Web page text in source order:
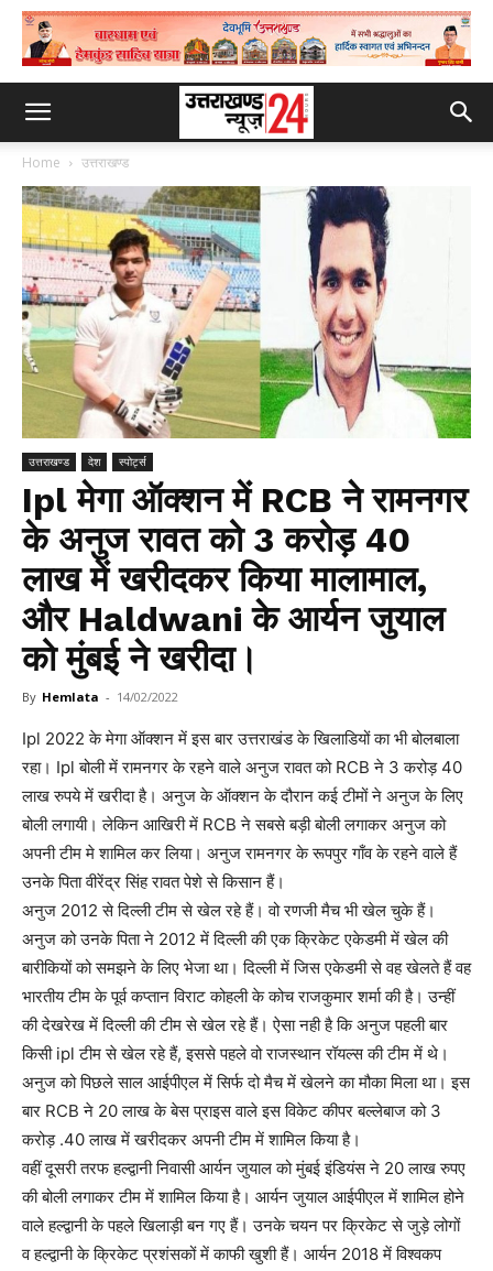
Home उत्तराखण्ड
उत्तराखण्ड देश स्पोर्ट्स
Ipl मेगा ऑक्शन में RCB ने रामनगर
के अनुज रावत को 3 करोड़ 40
लाख में खरीदकर किया मालामाल,
और Haldwani के आर्यन जुयाल
को मुंबई ने खरीदा।
By Hemlata - 14/02/2022
Ipl 2022 के मेगा ऑक्शन में इस बार उत्तराखंड के खिलाडियों का भी बोलबाला
रहा। Ipl बोली में रामनगर के रहने वाले अनुज रावत को RCB ने 3 करोड़ 40
लाख रुपये में खरीदा है। अनुज के ऑक्शन के दौरान कई टीमों ने अनुज के लिए
बोली लगायी। लेकिन आखिरी में RCB ने सबसे बड़ी बोली लगाकर अनुज को
अपनी टीम मे शामिल कर लिया। अनुज रामनगर के रूपपुर गाँव के रहने वाले हैं
उनके पिता वीरेंद्र सिंह रावत पेशे से किसान हैं।
अनुज 2012 से दिल्ली टीम से खेल रहे हैं। वो रणजी मैच भी खेल चुके हैं।
अनुज को उनके पिता ने 2012 में दिल्ली की एक क्रिकेट एकेडमी में खेल की
बारीकियों को समझने के लिए भेजा था। दिल्ली में जिस एकेडमी से वह खेलते हैं वह
भारतीय टीम के पूर्व कप्तान विराट कोहली के कोच राजकुमार शर्मा की है। उन्हीं
की देखरेख में दिल्ली की टीम से खेल रहे हैं। ऐसा नही है कि अनुज पहली बार
किसी ipl टीम से खेल रहे हैं, इससे पहले वो राजस्थान रॉयल्स की टीम में थे।
अनुज को पिछले साल आईपीएल में सिर्फ दो मैच में खेलने का मौका मिला था। इस
बार RCB ने 20 लाख के बेस प्राइस वाले इस विकेट कीपर बल्लेबाज को 3
करोड़ .40 लाख में खरीदकर अपनी टीम में शामिल किया है।
वहीं दूसरी तरफ हल्द्वानी निवासी आर्यन जुयाल को मुंबई इंडियंस ने 20 लाख रुपए
की बोली लगाकर टीम में शामिल किया है। आर्यन जुयाल आईपीएल में शामिल होने
वाले हल्द्वानी के पहले खिलाड़ी बन गए हैं। उनके चयन पर क्रिकेट से जुड़े लोगों
व हल्द्वानी के क्रिकेट प्रशंसकों में काफी खुशी हैं। आर्यन 2018 में विश्वकप